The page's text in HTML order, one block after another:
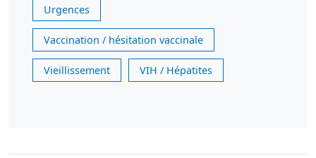
Urgences
Vaccination / hésitation vaccinale
Vieillissement VIH / Hépatites